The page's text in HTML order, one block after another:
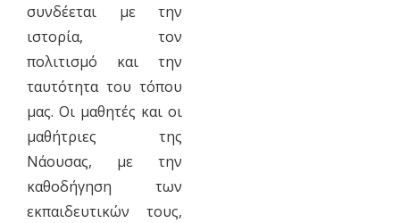
συνδέεται με την
ιστορία, τον
πολιτισμό και την
ταυτότητα του τόπου
μας. Οι μαθητές και οι
μαθήτριες της
Νάουσας, με την
καθοδήγηση των
εκπαιδευτικών τους,